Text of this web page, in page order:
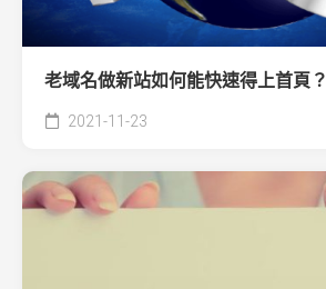
老域名做新站如何能快速得上首頁？
2021-11-23